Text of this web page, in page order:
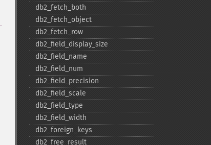
db2_​fetch_​both
db2_​fetch_​object
db2_​fetch_​row
db2_​field_​display_​size
db2_​field_​name
db2_​field_​num
db2_​field_​precision
db2_​field_​scale
db2_​field_​type
db2_​field_​width
db2_​foreign_​keys
db2_​free_​result